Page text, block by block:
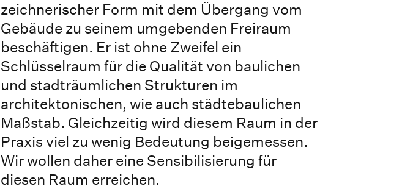
zeichnerischer Form mit dem Übergang vom
Gebäude zu seinem umgebenden Freiraum
beschäftigen. Er ist ohne Zweifel ein
Schlüsselraum für die Qualität von baulichen
und stadträumlichen Strukturen im
architektonischen, wie auch städtebaulichen
Maßstab. Gleichzeitig wird diesem Raum in der
Praxis viel zu wenig Bedeutung beigemessen.
Wir wollen daher eine Sensibilisierung für
diesen Raum erreichen.